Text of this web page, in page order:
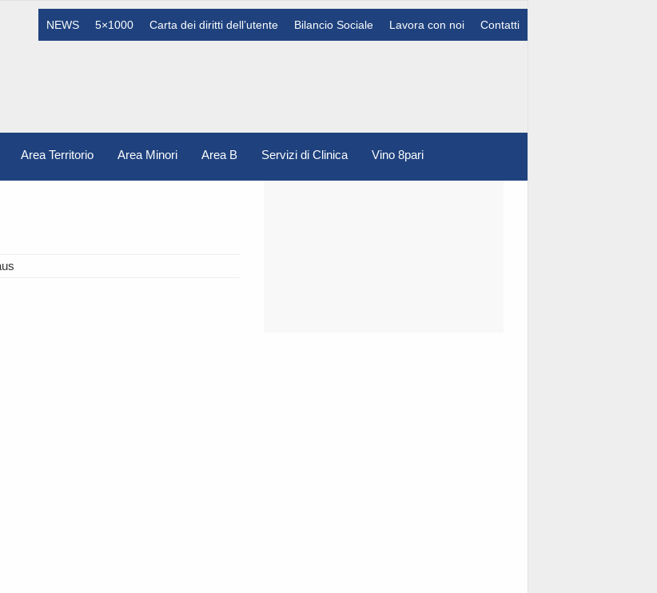
Contatti
Lavora con noi
Bilancio Sociale
Carta dei diritti dell’utente
5×1000
NEWS
Area Territorio Area Minori Area B Servizi di Clinica Vino 8pari